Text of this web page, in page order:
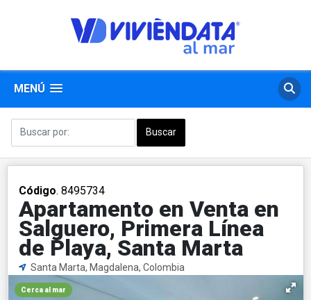
MENÚ
Código. 8495734
Apartamento en Venta en
Salguero, Primera Línea
de Playa, Santa Marta
Santa Marta, Magdalena, Colombia
Cerca al mar